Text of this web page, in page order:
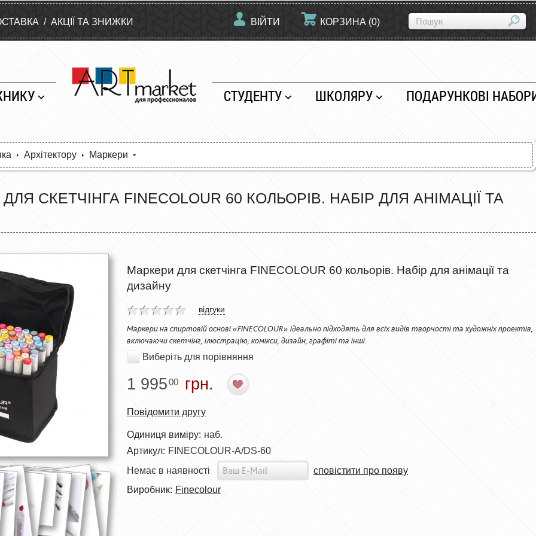
/ АКЦІЇ ТА ЗНИЖКИ ВІЙТИ КОРЗИНА (0)
СТУДЕНТУ ШКОЛЯРУ ПОДАРУНКОВІ
Архітектору Маркери
СКЕТЧІНГА FINECOLOUR 60 КОЛЬОРІВ. НАБІР ДЛЯ АНІМАЦІЇ ТА
Маркери для скетчінга FINECOLOUR 60 кольорів. Набір для анімації та
дизайну
відгуки
Маркери на спиртовій основі «FINECOLOUR» ідеально підходять для всіх видів творчості та художніх проектів,
включаючи скетчінг, ілюстрацію, комікси, дизайн, графіті та інші.
Виберіть для порівняння
1 99500 грн.
Повідомити другу
Одиниця виміру: наб.
Артикул: FINECOLOUR-A/DS-60
Немає в наявності
сповістити про появу
Виробник: Finecolour